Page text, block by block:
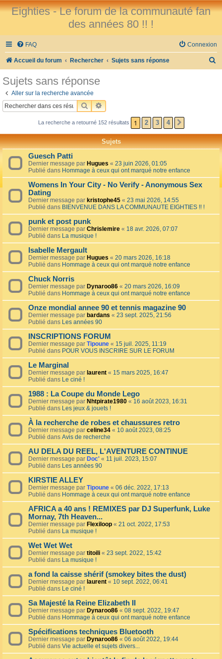
Eighties - Le forum de la communauté fan
des années 80 !! !
FAQ Connexion
Accueil du forum Rechercher Sujets sans réponse
h
r
Sujets sans réponse
Aller sur la recherche avancée
RECHERCHER
RECHERCHE AVANCÉE
La recherche a retourné 152 résultats 1 2 3 4
Sujets
Guesch Patti
Dernier message par Hugues « 23 juin 2026, 01:05
Publié dans Hommage à ceux qui ont marqué notre enfance
Womens In Your City - No Verify - Anonymous Sex
Dating
Dernier message par kristophe45 « 23 mai 2026, 14:55
Publié dans BIENVENUE DANS LA COMMUNAUTE EIGHTIES !! !
punk et post punk
Dernier message par Chrislemire « 18 avr. 2026, 07:07
Publié dans La musique !
Isabelle Mergault
Dernier message par Hugues « 20 mars 2026, 16:18
Publié dans Hommage à ceux qui ont marqué notre enfance
Chuck Norris
Dernier message par Dynaroo86 « 20 mars 2026, 16:09
Publié dans Hommage à ceux qui ont marqué notre enfance
Onze mondial annee 90 et tennis magazine 90
Dernier message par bardans « 23 sept. 2025, 21:56
Publié dans Les années 90
INSCRIPTIONS FORUM
Dernier message par Tipoune « 15 juil. 2025, 11:19
Publié dans POUR VOUS INSCRIRE SUR LE FORUM
Le Marginal
Dernier message par laurent « 15 mars 2025, 16:47
Publié dans Le ciné !
1988 : La Coupe du Monde Lego
Dernier message par Nhtpirate1980 « 16 août 2023, 16:31
Publié dans Les jeux & jouets !
À la recherche de robes et chaussures retro
Dernier message par celine34 « 10 août 2023, 08:25
Publié dans Avis de recherche
AU DELA DU REEL, L'AVENTURE CONTINUE
Dernier message par Doc' « 11 juil. 2023, 15:07
Publié dans Les années 90
KIRSTIE ALLEY
Dernier message par Tipoune « 06 déc. 2022, 17:13
Publié dans Hommage à ceux qui ont marqué notre enfance
AFRICA a 40 ans ! REMIXES par DJ Superfunk, Luke
Mornay, 7th Heaven...
Dernier message par Flexiloop « 21 oct. 2022, 17:53
Publié dans La musique !
Wet Wet Wet
Dernier message par titoili « 23 sept. 2022, 15:42
Publié dans La musique !
a fond la caisse shérif (smokey bites the dust)
Dernier message par laurent « 10 sept. 2022, 06:41
Publié dans Le ciné !
Sa Majesté la Reine Elizabeth II
Dernier message par Dynaroo86 « 08 sept. 2022, 19:47
Publié dans Hommage à ceux qui ont marqué notre enfance
Spécifications techniques Bluetooth
Dernier message par Dynaroo86 « 06 août 2022, 19:44
Publié dans Vie actuelle et sujets divers...